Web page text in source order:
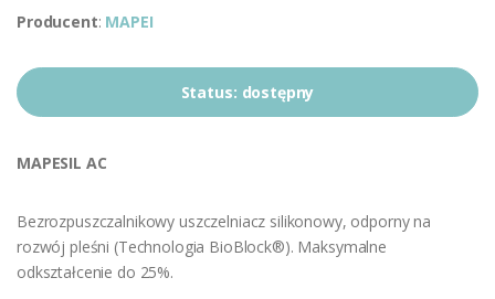
Producent: MAPEI
Status: dostępny
MAPESIL AC
Bezrozpuszczalnikowy uszczelniacz silikonowy, odporny na
rozwój pleśni (Technologia BioBlock®). Maksymalne
odkształcenie do 25%.